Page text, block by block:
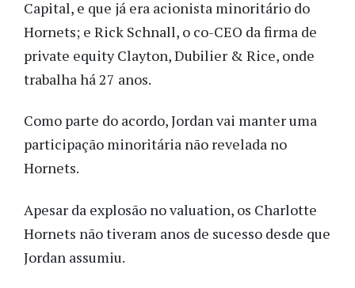
Capital, e que já era acionista minoritário do
Hornets; e Rick Schnall, o co-CEO da firma de
private equity Clayton, Dubilier & Rice, onde
trabalha há 27 anos.
Como parte do acordo, Jordan vai manter uma
participação minoritária não revelada no
Hornets.
Apesar da explosão no valuation, os Charlotte
Hornets não tiveram anos de sucesso desde que
Jordan assumiu.